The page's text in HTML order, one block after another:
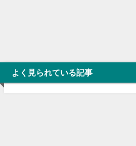
よく見られている記事